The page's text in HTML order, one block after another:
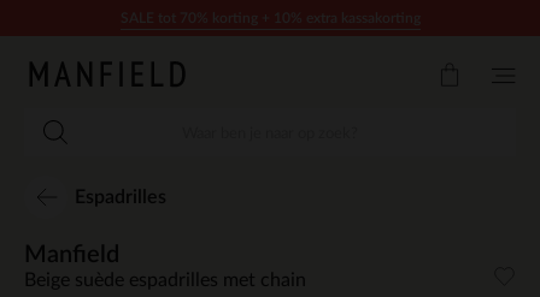
Espadrilles
Manfield
Beige suède espadrilles met chain